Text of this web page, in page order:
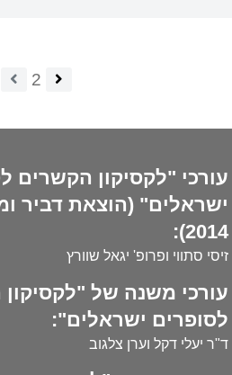
2
עורכי "לקסיקון הקשרים
ישראלים" (הוצאת דביר
2014):
זיסי סתווי ופרופ' יגאל שוורץ
עורכי משנה של
לסופרים ישראלים":
ד"ר יעלי דקל וערן צלגוב